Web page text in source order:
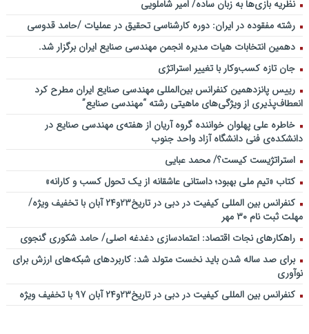
نظریه بازی‌ها به زبان ساده/ امیر شاملویی
رشته مفقوده در ایران: دوره کارشناسی تحقیق در عملیات /حامد قدوسی
دهمین انتخابات هیات مدیره انجمن مهندسی صنایع ایران برگزار شد.
جان تازه کسب‌وکار با تغییر استراتژی
رییس پانزدهمین کنفرانس بین‌المللی مهندسی صنایع ایران مطرح کرد
انعطاف‌پذیری از ویژگی‌های ماهیتی رشته “مهندسی صنایع”
خاطره علی پهلوان خواننده گروه آریان از هفته‌ی مهندسی صنایع در
دانشکده‌ی فنی دانشگاه آزاد واحد جنوب
استراتژیست کیست؟‬/ محمد عبایی
کتاب «تیم ملی بهبود؛ داستانی عاشقانه از یک تحول کسب و کارانه»
کنفرانس بین المللی کیفیت در دبی در تاریخ۲۳و۲۴ آبان با تخفیف ویژه/
مهلت ثبت نام ۳۰ مهر
راهکارهای نجات اقتصاد: اعتمادسازی دغدغه اصلی/ حامد شکوری گنجوی
برای صد ساله شدن باید نخست متولد شد: کاربردهای شبکه‌های ارزش برای
نوآوری
کنفرانس بین المللی کیفیت در دبی در تاریخ۲۳و۲۴ آبان ۹۷ با تخفیف ویژه